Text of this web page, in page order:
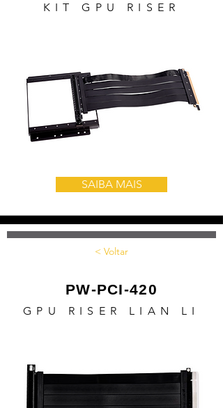
KIT GPU RISER
SAIBA MAIS
< Voltar
PW-PCI-420
GPU RISER LIAN LI